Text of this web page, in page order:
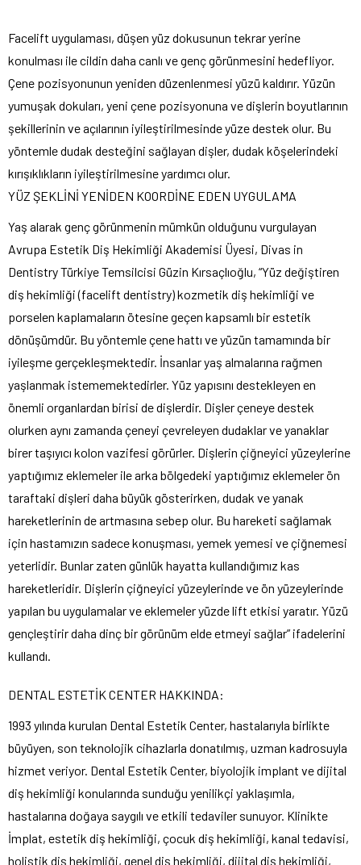
Facelift uygulaması, düşen yüz dokusunun tekrar yerine
konulması ile cildin daha canlı ve genç görünmesini hedefliyor.
Çene pozisyonunun yeniden düzenlenmesi yüzü kaldırır. Yüzün
yumuşak dokuları, yeni çene pozisyonuna ve dişlerin boyutlarının
şekillerinin ve açılarının iyileştirilmesinde yüze destek olur. Bu
yöntemle dudak desteğini sağlayan dişler, dudak köşelerindeki
kırışıklıkların iyileştirilmesine yardımcı olur.
YÜZ ŞEKLİNİ YENİDEN KOORDİNE EDEN UYGULAMA
Yaş alarak genç görünmenin mümkün olduğunu vurgulayan
Avrupa Estetik Diş Hekimliği Akademisi Üyesi, Divas in
Dentistry Türkiye Temsilcisi Güzin Kırsaçlıoğlu, “Yüz değiştiren
diş hekimliği (facelift dentistry) kozmetik diş hekimliği ve
porselen kaplamaların ötesine geçen kapsamlı bir estetik
dönüşümdür. Bu yöntemle çene hattı ve yüzün tamamında bir
iyileşme gerçekleşmektedir. İnsanlar yaş almalarına rağmen
yaşlanmak istememektedirler. Yüz yapısını destekleyen en
önemli organlardan birisi de dişlerdir. Dişler çeneye destek
olurken aynı zamanda çeneyi çevreleyen dudaklar ve yanaklar
birer taşıyıcı kolon vazifesi görürler. Dişlerin çiğneyici yüzeylerine
yaptığımız eklemeler ile arka bölgedeki yaptığımız eklemeler ön
taraftaki dişleri daha büyük gösterirken, dudak ve yanak
hareketlerinin de artmasına sebep olur. Bu hareketi sağlamak
için hastamızın sadece konuşması, yemek yemesi ve çiğnemesi
yeterlidir. Bunlar zaten günlük hayatta kullandığımız kas
hareketleridir. Dişlerin çiğneyici yüzeylerinde ve ön yüzeylerinde
yapılan bu uygulamalar ve eklemeler yüzde lift etkisi yaratır. Yüzü
gençleştirir daha dinç bir görünüm elde etmeyi sağlar” ifadelerini
kullandı.
DENTAL ESTETİK CENTER HAKKINDA:
1993 yılında kurulan Dental Estetik Center, hastalarıyla birlikte
büyüyen, son teknolojik cihazlarla donatılmış, uzman kadrosuyla
hizmet veriyor. Dental Estetik Center, biyolojik implant ve dijital
diş hekimliği konularında sunduğu yenilikçi yaklaşımla,
hastalarına doğaya saygılı ve etkili tedaviler sunuyor. Klinikte
İmplat, estetik diş hekimliği, çocuk diş hekimliği, kanal tedavisi,
holistik diş hekimliği, genel diş hekimliği, dijital diş hekimliği,